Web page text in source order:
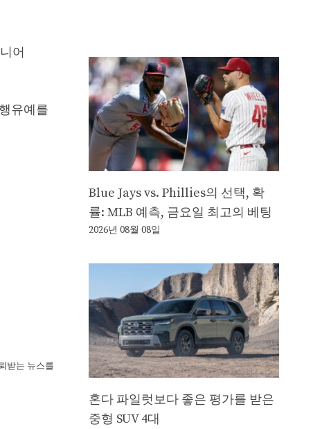
어
유예를
받는 뉴스를
Blue Jays vs. Phillies의 선택, 확
률: MLB 예측, 금요일 최고의 베팅
2026년 08월 08일
혼다 파일럿보다 좋은 평가를 받은
중형 SUV 4대